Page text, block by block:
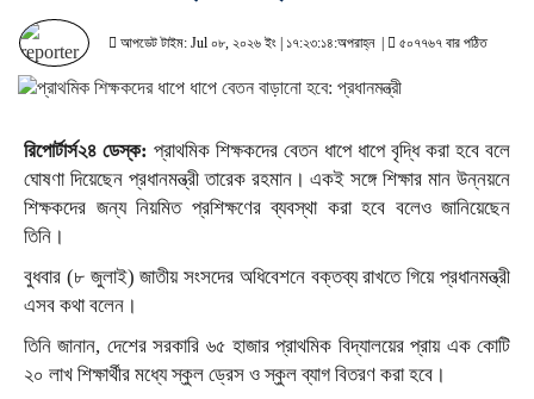
আপডেট টাইম: Jul ০৮, ২০২৬ ইং | ১৭:২৩:১৪:অপরাহ্ন | ৫০৭৭৬৭ বার পঠিত
রিপোর্টার্স২৪ ডেস্ক: প্রাথমিক শিক্ষকদের বেতন ধাপে ধাপে বৃদ্ধি করা হবে বলে
ঘোষণা দিয়েছেন প্রধানমন্ত্রী তারেক রহমান। একই সঙ্গে শিক্ষার মান উন্নয়নে
শিক্ষকদের জন্য নিয়মিত প্রশিক্ষণের ব্যবস্থা করা হবে বলেও জানিয়েছেন
তিনি।
বুধবার (৮ জুলাই) জাতীয় সংসদের অধিবেশনে বক্তব্য রাখতে গিয়ে প্রধানমন্ত্রী
এসব কথা বলেন।
তিনি জানান, দেশের সরকারি ৬৫ হাজার প্রাথমিক বিদ্যালয়ের প্রায় এক কোটি
২০ লাখ শিক্ষার্থীর মধ্যে স্কুল ড্রেস ও স্কুল ব্যাগ বিতরণ করা হবে।